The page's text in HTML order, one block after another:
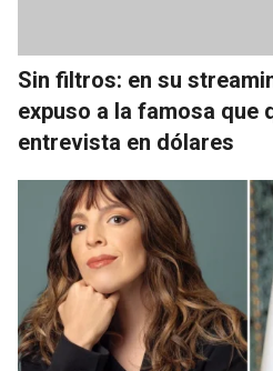
Sin filtros: en su
expuso a la famosa que
entrevista en dólares